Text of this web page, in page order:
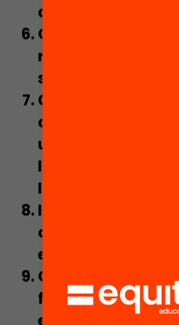
assignatures.
Organitza una
representació
s’hagin llegit a
Creeu un
a classe en el
un fragment: una
l’exposició i
la van completant.
Introdueix
jocs i
que permetin
els
Organitza una
frases
estimular la